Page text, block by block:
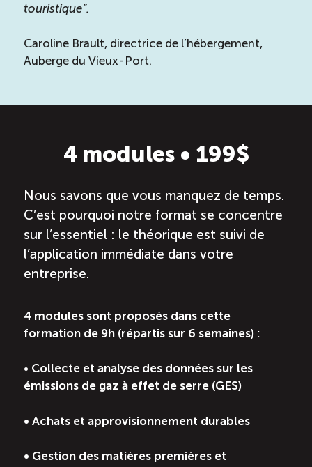
touristique”.
Caroline Brault, directrice de l’hébergement,
Auberge du Vieux-Port.
4 modules • 199$
Nous savons que vous manquez de temps.
C’est pourquoi notre format se concentre
sur l’essentiel : le théorique est suivi de
l’application immédiate dans votre
entreprise.
4 modules sont proposés dans cette
formation de 9h (répartis sur 6 semaines) :
• Collecte et analyse des données sur les
émissions de gaz à effet de serre (GES)
• Achats et approvisionnement durables
• Gestion des matières premières et